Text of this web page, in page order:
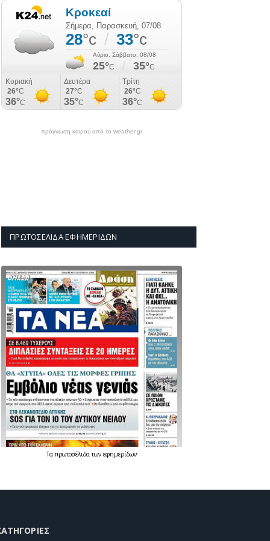
πρόγνωση καιρού από το weather.gr
ΠΡΩΤΟΣΈΛΙΔΑ ΕΦΗΜΕΡΊΔΩΝ
Τα πρωτοσέλιδατων εφημερίδων